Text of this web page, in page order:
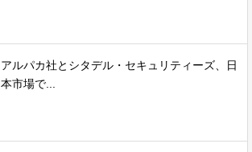
アルパカ社とシタデル・セキュリティーズ、日
本市場で...